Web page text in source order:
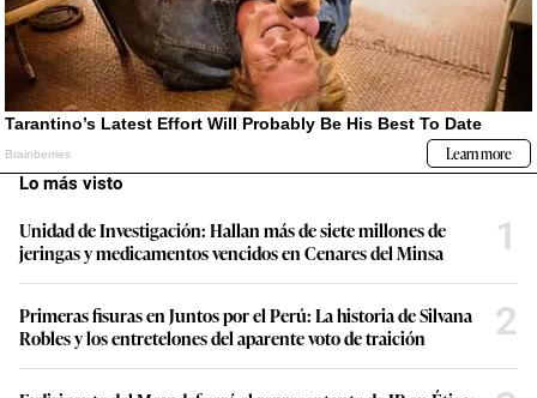
Lo más visto
Unidad de Investigación: Hallan más de siete millones de
jeringas y medicamentos vencidos en Cenares del Minsa
1
Primeras fisuras en Juntos por el Perú: La historia de Silvana
Robles y los entretelones del aparente voto de traición
2